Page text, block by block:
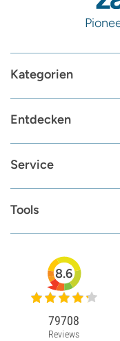
Kategorien
Entdecken
Service
Tools
8.6
79708
Reviews